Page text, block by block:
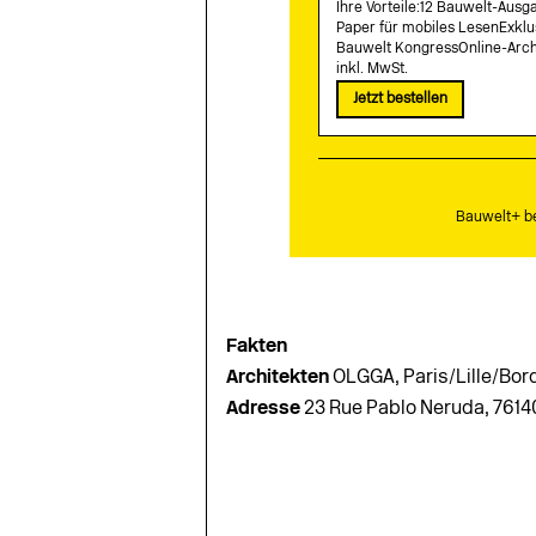
Ihre Vorteile:12 Bauwelt-
Paper für mobiles
Bauwelt KongressOnline-
inkl. MwSt.
Jetzt bestellen
Bauwelt+
Fakten
ArchitektenOLGGA, Paris/Lille/
Adresse23 Rue Pablo Neruda,